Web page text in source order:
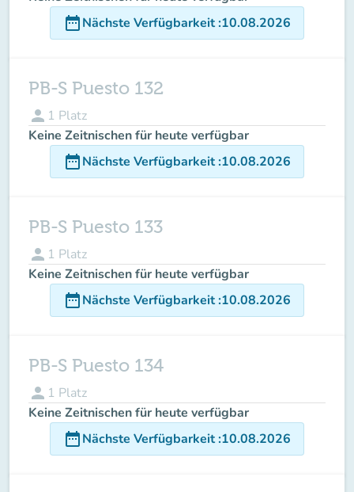
date_rangeNächste Verfügbarkeit:10.08.2026
PB-S Puesto 132
person 1 Platz
Keine Zeitnischen für heute verfügbar
date_rangeNächste Verfügbarkeit:10.08.2026
PB-S Puesto 133
person 1 Platz
Keine Zeitnischen für heute verfügbar
date_rangeNächste Verfügbarkeit:10.08.2026
PB-S Puesto 134
person 1 Platz
Keine Zeitnischen für heute verfügbar
date_rangeNächste Verfügbarkeit:10.08.2026